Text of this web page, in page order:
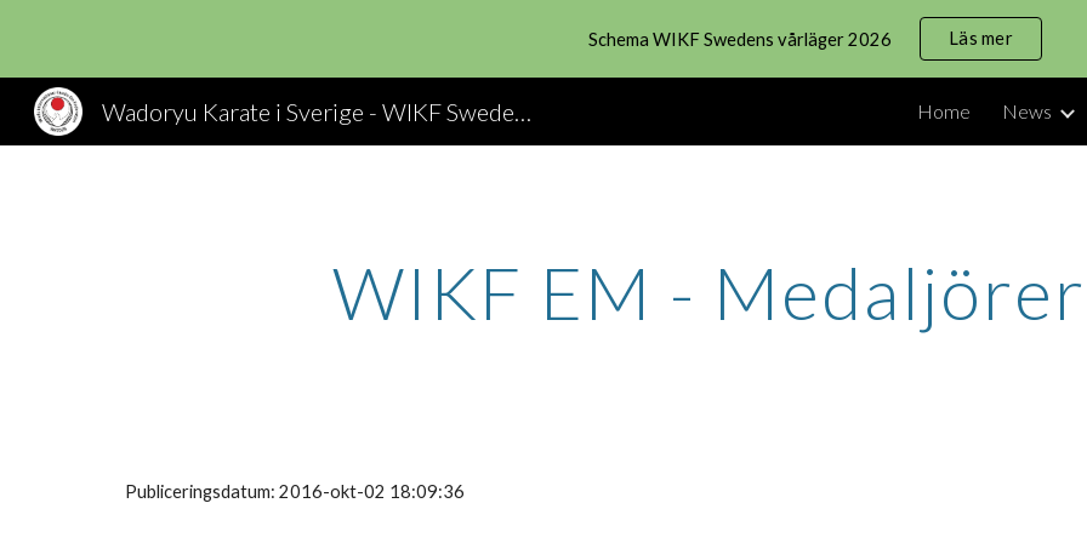
Skip to main content Skip to
Schema WIKF Swedens vårläger 2026 Läs mer
Wadoryu Karate i Sverige - WIKF Sweden, Wado Ryu Karate Home News
WIKF EM -
Publiceringsdatum: 2016-okt-02 18:09:36